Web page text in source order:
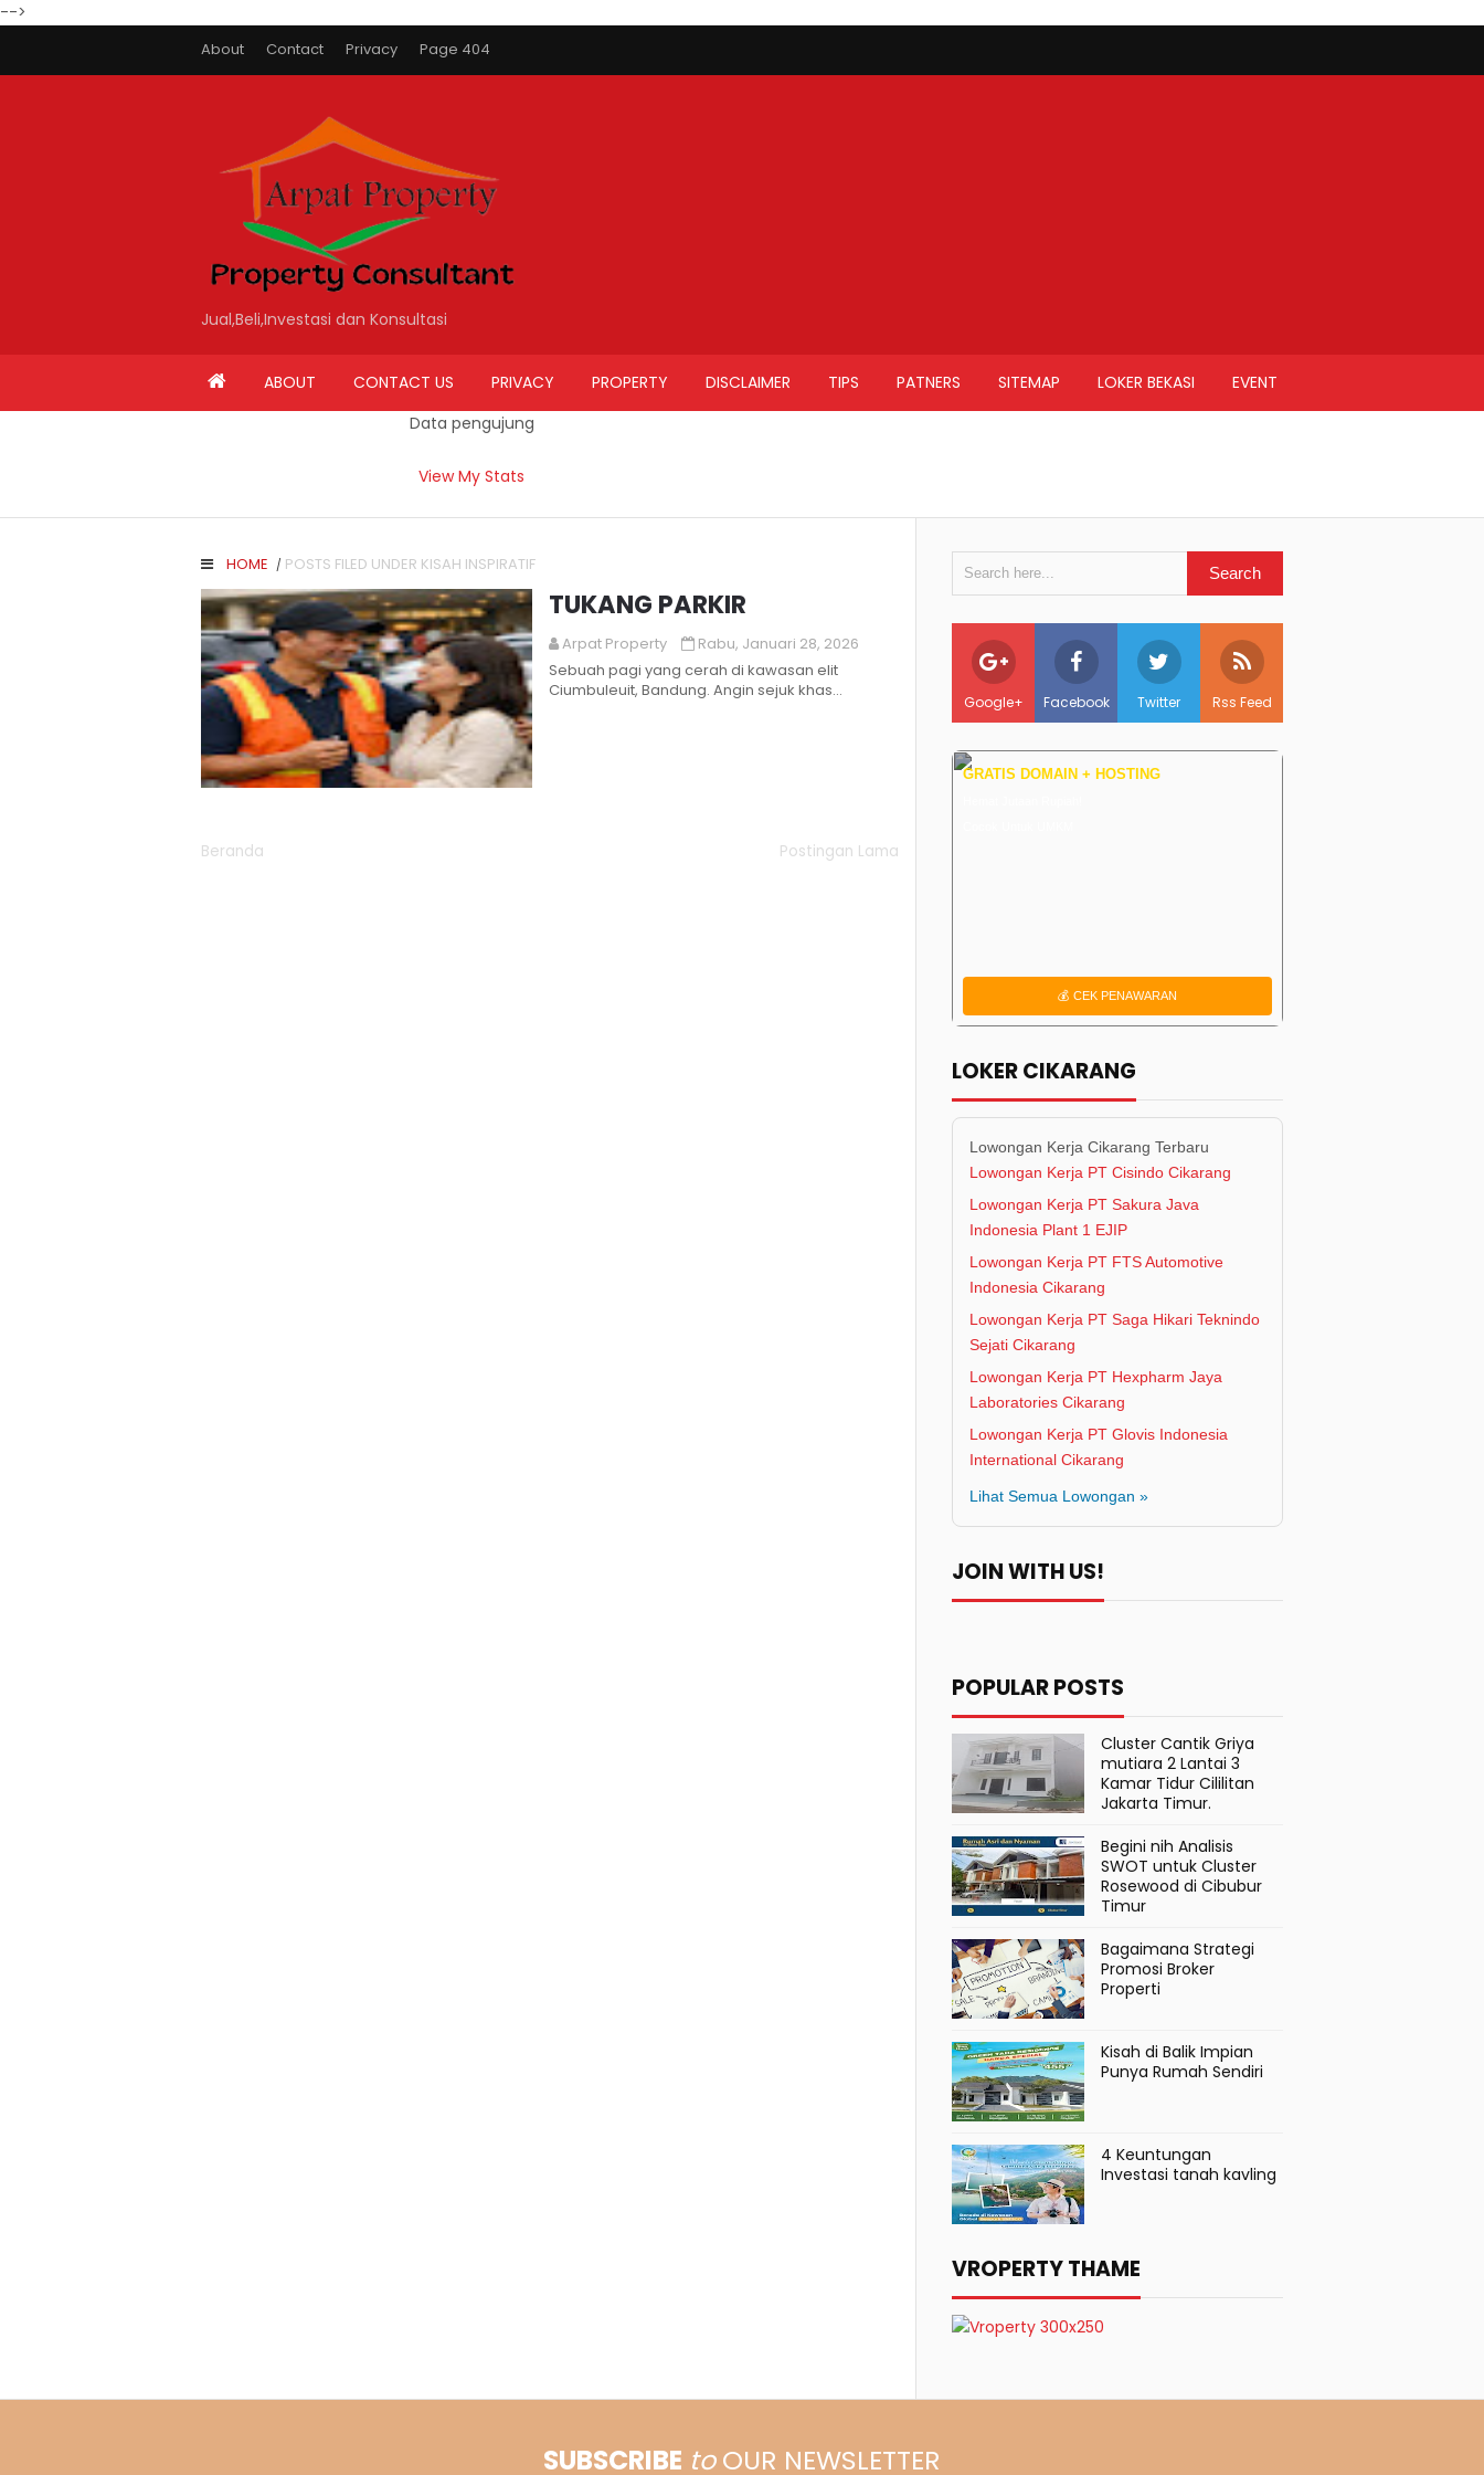
-->
About Contact Privacy Page 404
Jual,Beli,Investasi dan Konsultasi
ABOUT CONTACT US PRIVACY PROPERTY DISCLAIMER TIPS PATNERS SITEMAP LOKER BEKASI
EVENT
Data pengujung
View My Stats
HOME / POSTS FILED UNDER KISAH INSPIRATIF
TUKANG PARKIR
Arpat Property
Rabu, Januari 28, 2026
Sebuah pagi yang cerah di kawasan elit
Ciumbuleuit, Bandung. Angin sejuk khas
Postingan Lama
Beranda
Google+ Facebook Twitter Rss Feed
GRATIS DOMAIN + HOSTING
💰 CEK PENAWARAN
LOKER CIKARANG
Lowongan Kerja Cikarang Terbaru
Lowongan Kerja PT Cisindo Cikarang
Lowongan Kerja PT Sakura Java
Indonesia Plant 1 EJIP
Lowongan Kerja PT FTS Automotive
Indonesia Cikarang
Lowongan Kerja PT Saga Hikari Teknindo
Sejati Cikarang
Lowongan Kerja PT Hexpharm Jaya
Laboratories Cikarang
Lowongan Kerja PT Glovis Indonesia
International Cikarang
Lihat Semua Lowongan »
JOIN WITH US!
POPULAR POSTS
Cluster Cantik Griya
mutiara 2 Lantai 3
Kamar Tidur Cililitan
Jakarta Timur.
Begini nih Analisis
SWOT untuk Cluster
Rosewood di Cibubur
Timur
Bagaimana Strategi
Promosi Broker
Properti
Kisah di Balik Impian
Punya Rumah Sendiri
4 Keuntungan
Investasi tanah kavling
VROPERTY THAME
SUBSCRIBE toOUR NEWSLETTER